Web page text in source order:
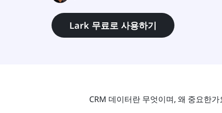
Lark 무료로 사용하기
CRM 데이터란 무엇이며, 왜 중요한가